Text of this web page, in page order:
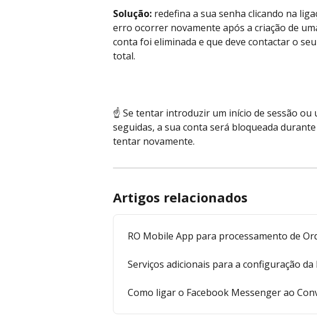
Solução: redefina a sua senha clicando na
erro ocorrer novamente após a criação de
conta foi eliminada e que deve contactar o
total.
☝️ Se tentar introduzir um início de sessão ou
seguidas, a sua conta será bloqueada
tentar novamente.
Artigos relacionados
RO Mobile App para processamento de
Serviços adicionais para a configuração da
Como ligar o Facebook Messenger ao